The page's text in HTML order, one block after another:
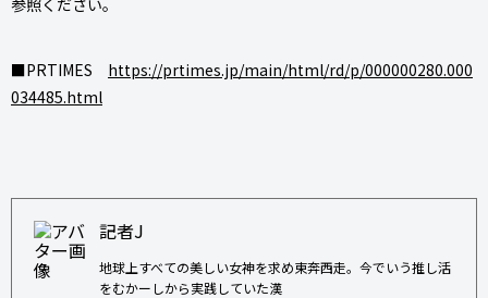
■PRTIMES https://prtimes.jp/main/html/rd/p/000000280.000
034485.html
記者J
地球上すべての美しい女神を求め東奔西走。今でいう推し活
をむかーしから実践していた漢